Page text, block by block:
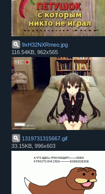
9xH32NXRmeo jpg
116.54KB, 962x565
1319731315667 gif
33.15KB, 996x603